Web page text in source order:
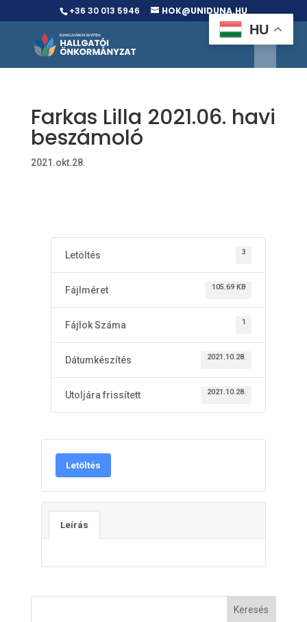
+36 30 013 5946 HOK@UNIDUNA.HU
Farkas Lilla 2021.06. havi
beszámoló
2021.okt.28.
Letöltés 3
Fájlméret 105.69 KB
Fájlok Száma 1
Dátumkészítés 2021.10.28.
Utoljára frissített 2021.10.28.
Letöltés
Leírás
HU